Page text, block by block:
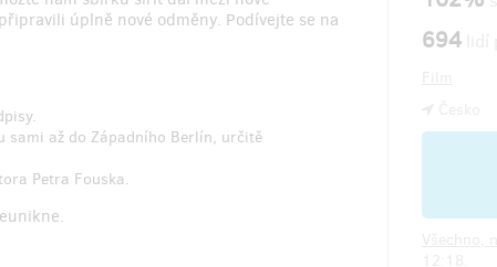
úplně nové odměny. Podívejte se na
sami až do Západního Berlín, určitě
Petra Fouska.
694